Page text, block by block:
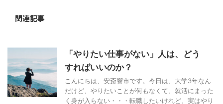
関連記事
「やりたい仕事がない」人は、どう
すればいいのか？
こんにちは、安斎響市です。今日は、大学3年なん
だけど、やりたいことが何もなくて、就活にまった
く身が入らない・・・転職したいけれど、実はやり